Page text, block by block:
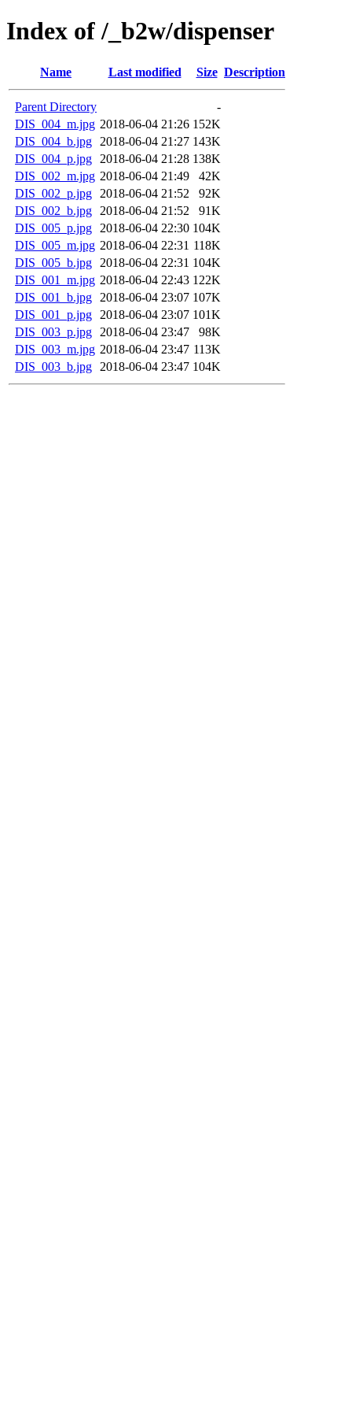
Index of /_b2w/dispenser
Name Last modified Size Description
Parent Directory
-
DIS_004_m.jpg 2018-06-04 21:26 152K
DIS_004_b.jpg
2018-06-04 21:27 143K
DIS_004_p.jpg
2018-06-04 21:28 138K
DIS_002_m.jpg 2018-06-04 21:49
42K
DIS_002_p.jpg
2018-06-04 21:52
92K
DIS_002_b.jpg
2018-06-04 21:52
91K
DIS_005_p.jpg
2018-06-04 22:30 104K
DIS_005_m.jpg 2018-06-04 22:31 118K
DIS_005_b.jpg
2018-06-04 22:31 104K
DIS_001_m.jpg 2018-06-04 22:43 122K
DIS_001_b.jpg
2018-06-04 23:07 107K
DIS_001_p.jpg
2018-06-04 23:07 101K
DIS_003_p.jpg
2018-06-04 23:47
98K
DIS_003_m.jpg 2018-06-04 23:47 113K
DIS_003_b.jpg
2018-06-04 23:47 104K